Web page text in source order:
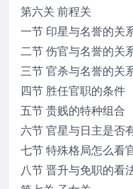
第六关 前程关
一节 印星与名誉的关
二节 伤官与名誉的关
三节 官杀与名誉的关
四节 胜任官职的条件
五节 贵贱的特种组合
六节 官星与日主是否
七节 特殊格局怎么看
八节 晋升与免职的看